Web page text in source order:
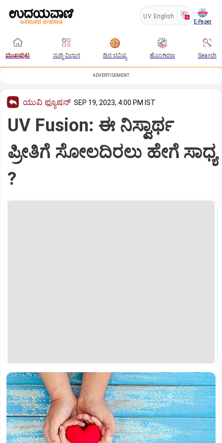
UV English
E-Paper
ಮುಖಪುಟ ಸುದ್ದಿ ವಿಭಾಗ ದಿನ ಭವಿಷ್ಯ ಹೊಂಗಿರಣ Search
ADVERTISEMENT
ಯುವಿ ಫ್ಯೂಷನ್ SEP 19, 2023, 4:00 PM IST
UV Fusion: ಈ ನಿಸ್ವಾರ್ಥ
ಪ್ರೀತಿಗೆ ಸೋಲದಿರಲು ಹೇಗೆ ಸಾಧ್ಯ
?